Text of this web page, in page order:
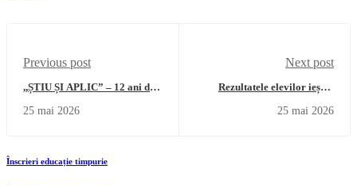
Previous post
,,ȘTIU ȘI APLIC” – 12 ani de
Securitate și Sănătate în
25 mai 2026
Next post
Rezultatele elevilor ieșeni
Națională de Arte Vizuale,
25 mai 2026
Înscrieri educație timpurie